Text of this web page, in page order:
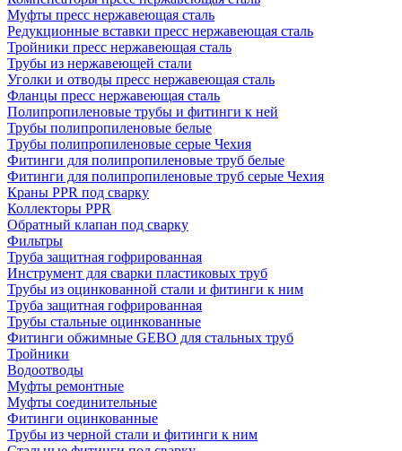
Муфты пресс нержавеющая сталь
Редукционные вставки пресс нержавеющая сталь
Тройники пресс нержавеющая сталь
Трубы из нержавеющей стали
Уголки и отводы пресс нержавеющая сталь
Фланцы пресс нержавеющая сталь
Полипропиленовые трубы и фитинги к ней
Трубы полипропиленовые белые
Трубы полипропиленовые серые Чехия
Фитинги для полипропиленовые труб белые
Фитинги для полипропиленовые труб серые Чехия
Краны PPR под сварку
Коллекторы PPR
Обратный клапан под сварку
Фильтры
Труба защитная гофрированная
Инструмент для сварки пластиковых труб
Трубы из оцинкованной стали и фитинги к ним
Труба защитная гофрированная
Трубы стальные оцинкованные
Фитинги обжимные GEBO для стальных труб
Тройники
Водоотводы
Муфты ремонтные
Муфты соединительные
Фитинги оцинкованные
Трубы из черной стали и фитинги к ним